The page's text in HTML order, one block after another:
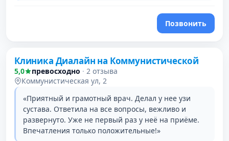
Позвонить
Клиника Диалайн на Коммунистической
5,0 превосходно · 2 отзыва
Коммунистическая ул, 2
«Приятный и грамотный врач. Делал у нее узи
сустава. Ответила на все вопросы, вежливо и
развернуто. Уже не первый раз у неё на приёме.
Впечатления только положительные!»